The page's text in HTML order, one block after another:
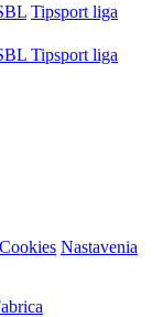
Tipsport liga
Tipsport liga
Cookies Nastavenia